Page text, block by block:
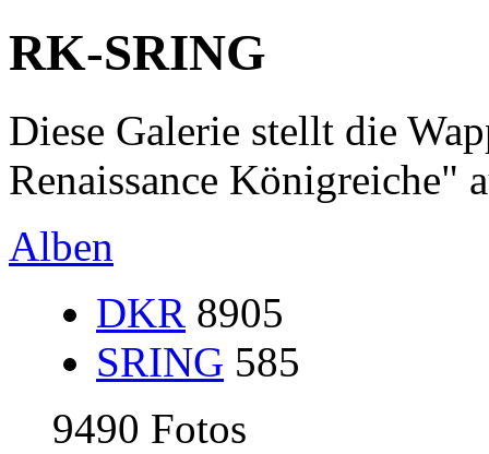
RK-SRING
Diese Galerie stellt die
Renaissance Königreiche"
Alben
DKR 8905
SRING 585
9490 Fotos